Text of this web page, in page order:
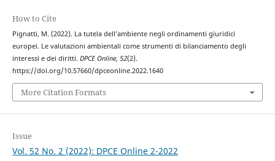
How to Cite
Pignatti, M. (2022). La tutela dell’ambiente negli ordinamenti giuridici
europei. Le valutazioni ambientali come strumenti di bilanciamento degli
interessi e dei diritti. DPCE Online, 52(2).
https://doi.org/10.57660/dpceonline.2022.1640
More Citation Formats
Issue
Vol. 52 No. 2 (2022): DPCE Online 2-2022